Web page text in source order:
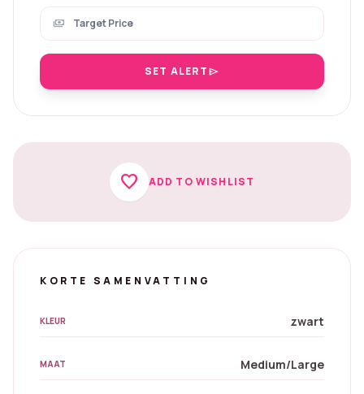
payments
SET ALERTsend
favorite ADD TO WISHLIST
KORTE SAMENVATTING
KLEUR zwart
MAAT Medium/Large